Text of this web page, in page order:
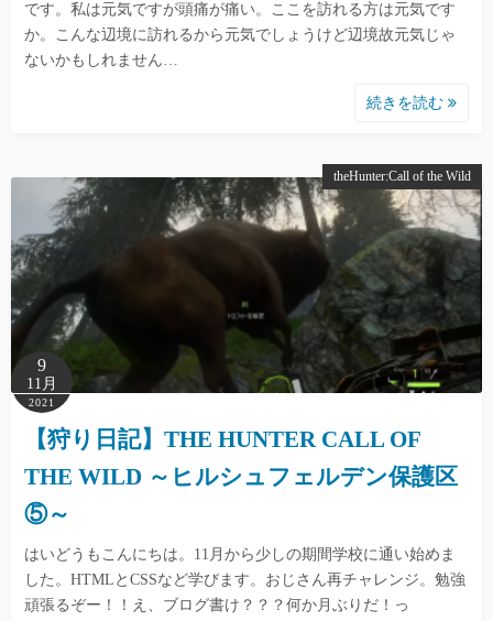
です。私は元気ですが頭痛が痛い。ここを訪れる方は元気です
か。こんな辺境に訪れるから元気でしょうけど辺境故元気じゃ
ないかもしれません…
続きを読む
theHunter:Call of the Wild
9
11月
2021
【狩り日記】THE HUNTER CALL OF
THE WILD ～ヒルシュフェルデン保護区
⑤～
はいどうもこんにちは。11月から少しの期間学校に通い始めま
した。HTMLとCSSなど学びます。おじさん再チャレンジ。勉強
頑張るぞー！！え、ブログ書け？？？何か月ぶりだ！っ